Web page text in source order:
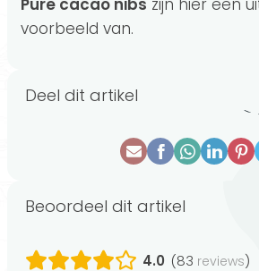
Pure cacao nibs zijn hier een
voorbeeld van.
Deel dit artikel
Beoordeel dit artikel
4.0 (83 reviews)